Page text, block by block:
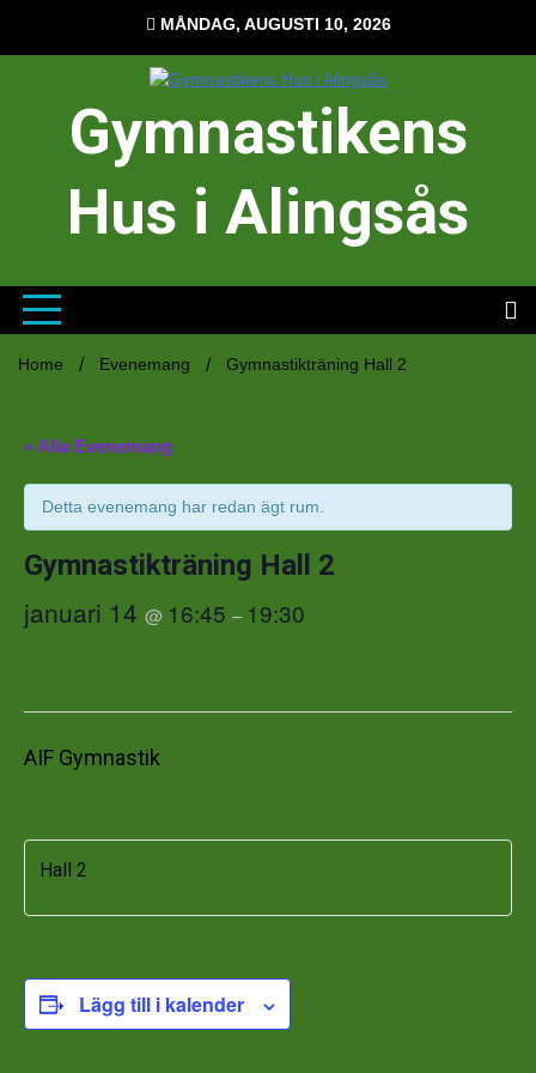
innehåll
MÅNDAG, AUGUSTI 10, 2026
Gymnastikens
Hus i Alingsås
Home Evenemang Gymnastikträning Hall 2
« Alla Evenemang
Detta evenemang har redan ägt rum.
Gymnastikträning Hall 2
januari 14 @ 16:45 – 19:30
AIF Gymnastik
Hall 2
Lägg till i kalender